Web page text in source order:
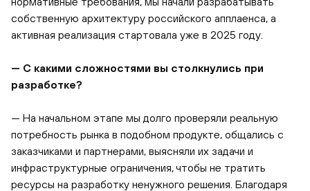
собственную архитектуру российского апплаенса, а
активная реализация стартовала уже в 2025 году.
— С какими сложностями вы столкнулись при
разработке?
— На начальном этапе мы долго проверяли реальную
потребность рынка в подобном продукте, общались с
заказчиками и партнерами, выясняли их задачи и
инфраструктурные ограничения, чтобы не тратить
ресурсы на разработку ненужного решения. Благодаря